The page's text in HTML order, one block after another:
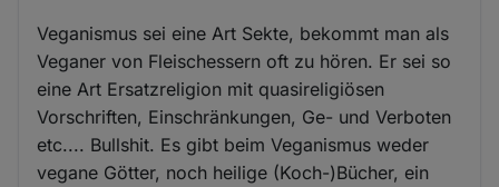
Veganismus sei eine Art Sekte, bekommt man als
Veganer von Fleischessern oft zu hören. Er sei so
eine Art Ersatzreligion mit quasireligiösen
Vorschriften, Einschränkungen, Ge- und Verboten
etc.... Bullshit. Es gibt beim Veganismus weder
vegane Götter, noch heilige (Koch-)Bücher, ein